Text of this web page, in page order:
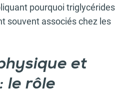
pourquoi triglycérides
souvent associés chez les
et
le rôle